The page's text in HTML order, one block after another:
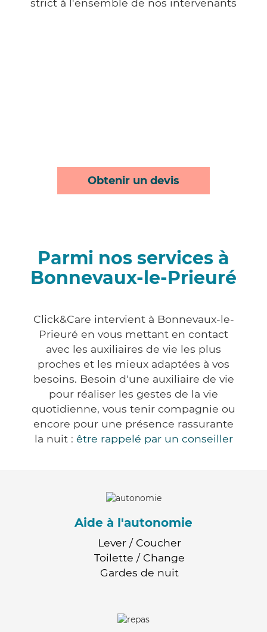
Obtenir un devis
Parmi nos services à
Bonnevaux-le-Prieuré
Click&Care intervient à Bonnevaux-le-
Prieuré en vous mettant en contact
avec les auxiliaires de vie les plus
proches et les mieux adaptées à vos
besoins. Besoin d'une auxiliaire de vie
pour réaliser les gestes de la vie
quotidienne, vous tenir compagnie ou
encore pour une présence rassurante
la nuit : être rappelé par un conseiller
Aide à l'autonomie
Lever / Coucher
Toilette / Change
Gardes de nuit